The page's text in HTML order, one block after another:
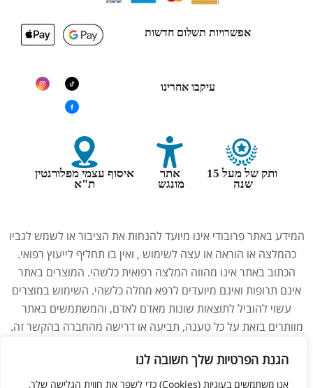
הגנת הפרטיות שלך חשובה לנו
אנו משתמשים בעוגיות (Cookies) כדי לשפר את חווית הגלישה שלך,
אפשרויות תשלום חדשות
עיקבו אחרינו
ותק של מעל 15
שנה
אתר
מונגש
איסוף עצמי מפלורנטין
ת"א
המידע באתר פרובודי אינו מיועד להנחות את הציבור או לשמש לגביו
כהמלצה או הוראה או עצה לשימוש , ואין בו תחליף לייעוץ רפואי.
הכתוב באתר אינו מהווה המלצה רפואית כלשהי. המוצרים באתר
אינם תרופות ואינם מיועדים לרפא מחלה כלשהי. השימוש במוצרים
עשוי להוביל לתוצאות שונות מאדם לאדם, והמשתמשים באתר
מוותרים בזאת על כל טענה, תביעה או דרישה מהחברה בהקשר זה.
ברופא לפני השימוש במוצרים. התמונות באתר הן להמחשה בלבד.